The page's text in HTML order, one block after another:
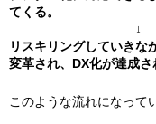
てくる。
↓
リスキリングしていきな
変革され、DX化が達成さ
このような流れになって